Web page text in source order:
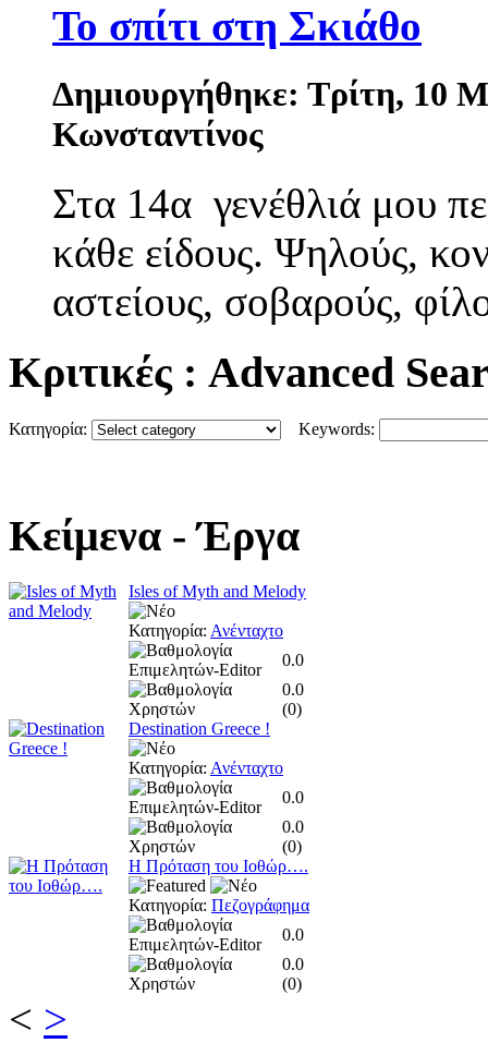
Το σπίτι στη Σκιάθο
Δημιουργήθηκε: Τρίτη, 10
Κωνσταντίνος
Στα 14α γενέθλιά μου
κάθε είδους. Ψηλούς,
αστείους, σοβαρούς,
Κριτικές : Advanced
Κατηγορία: Keywords:
Κείμενα - Έργα
Isles of Myth and Melody
Κατηγορία: Ανένταχτο
0.0
0.0
(0)
Destination Greece !
Κατηγορία: Ανένταχτο
0.0
0.0
(0)
Η Πρόταση του Ιοθώρ….
Κατηγορία: Πεζογράφημα
0.0
0.0
(0)
< >